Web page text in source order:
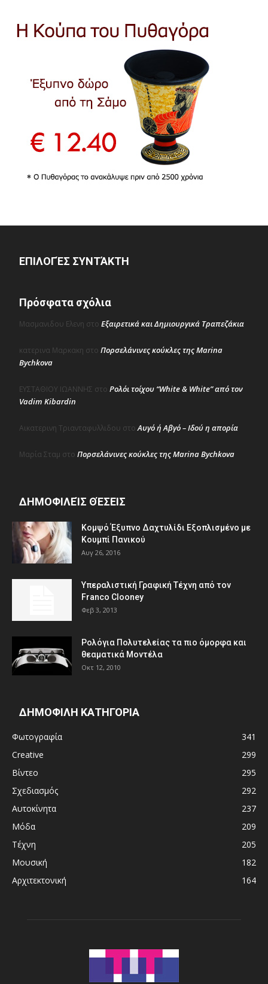
ΕΠΙΛΟΓΈΣ ΣΥΝΤΆΚΤΗ
Πρόσφατα σχόλια
Μασμανιδου Ελενη στο Εξαιρετικά και Δημιουργικά Τραπεζάκια
κατερινα Μαρκακη στο Πορσελάνινες κούκλες της Marina
Bychkova
ΕΥΣΤΑΘΙΟΥ ΙΩΑΝΝΗΣ στο Ρολόι τοίχου “White & White” από τον
Vadim Kibardin
Αικατερινη Τριανταφυλλιδου στοΑυγό ή Αβγό – Ιδού η απορία
Μαρία Σταμ στο Πορσελάνινες κούκλες της Marina Bychkova
ΔΗΜΟΦΙΛΕΊΣ ΘΈΣΕΙΣ
Κομψό Έξυπνο Δαχτυλίδι Εξοπλισμένο με
Κουμπί Πανικού
Αυγ 26, 2016
Υπεραλιστική Γραφική Τέχνη από τον
Franco Clooney
Φεβ 3, 2013
Ρολόγια Πολυτελείας τα πιο όμορφα και
θεαματικά Μοντέλα
Οκτ 12, 2010
ΔΗΜΟΦΙΛΗ ΚΑΤΗΓΟΡΙΑ
Φωτογραφία
341
Creative
299
Βίντεο
295
Σχεδιασμός
292
Αυτοκίνητα
237
Μόδα
209
Τέχνη
205
Μουσική
182
Αρχιτεκτονική
164